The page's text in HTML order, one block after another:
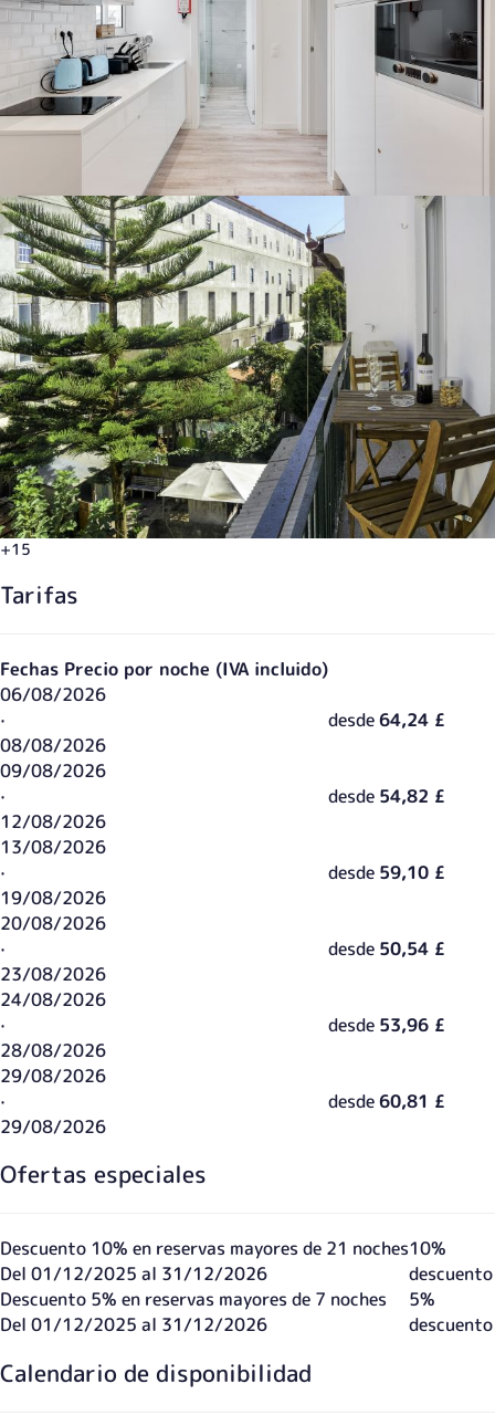
+15
Tarifas
Fechas Precio por noche (IVA incluido)
06/08/2026
·
08/08/2026
desde64,24 £
09/08/2026
·
12/08/2026
desde 54,82 £
13/08/2026
·
19/08/2026
desde 59,10 £
20/08/2026
·
23/08/2026
desde 50,54 £
24/08/2026
·
28/08/2026
desde 53,96 £
29/08/2026
·
29/08/2026
desde60,81 £
Ofertas especiales
Descuento 10% en reservas mayores de 21 noches
Del 01/12/2025 al 31/12/2026
10%
descuento
Descuento 5% en reservas mayores de 7 noches
Del 01/12/2025 al 31/12/2026
5%
descuento
Calendario de disponibilidad